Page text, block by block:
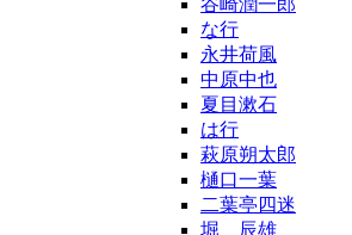
谷崎潤一郎
な行
永井荷風
中原中也
夏目漱石
は行
萩原朔太郎
樋口一葉
二葉亭四迷
堀 辰雄